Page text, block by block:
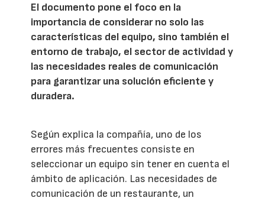
El documento pone el foco en la
importancia de considerar no solo las
características del equipo, sino también el
entorno de trabajo, el sector de actividad y
las necesidades reales de comunicación
para garantizar una solución eficiente y
duradera.
Según explica la compañía, uno de los
errores más frecuentes consiste en
seleccionar un equipo sin tener en cuenta el
ámbito de aplicación. Las necesidades de
comunicación de un restaurante, un